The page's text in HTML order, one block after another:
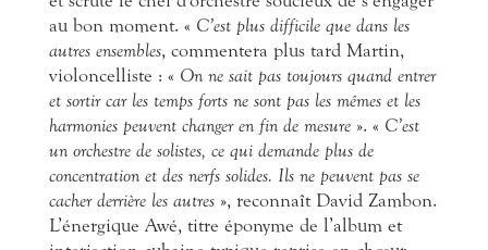
au bon moment. « C’est plus difficile que dans les
autres ensembles, commentera plus tard Martin,
violoncelliste : « On ne sait pas toujours quand entrer
et sortir car les temps forts ne sont pas les mêmes et les
harmonies peuvent changer en fin de mesure ». « C’est
un orchestre de solistes, ce qui demande plus de
concentration et des nerfs solides. Ils ne peuvent pas se
cacher derrière les autres », reconnaît David Zambon.
L’énergique Awé, titre éponyme de l’album et